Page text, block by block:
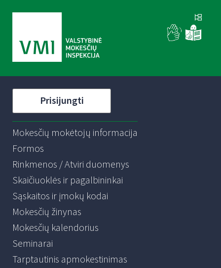
Prisijungti
Mokesčių mokėtojų informacija
Formos
Rinkmenos / Atviri duomenys
Skaičiuoklės ir pagalbininkai
Sąskaitos ir įmokų kodai
Mokesčių žinynas
Mokesčių kalendorius
Seminarai
Tarptautinis apmokestinimas